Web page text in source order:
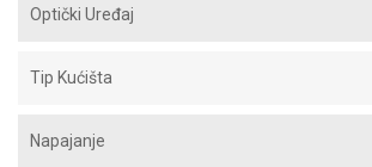
Optički Uređaj
Tip Kućišta
Napajanje